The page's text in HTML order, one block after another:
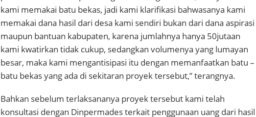
kami memakai batu bekas, jadi kami klarifikasi bahwasanya kami
memakai dana hasil dari desa kami sendiri bukan dari dana aspirasi
maupun bantuan kabupaten, karena jumlahnya hanya 50jutaan
kami kwatirkan tidak cukup, sedangkan volumenya yang lumayan
besar, maka kami mengantisipasi itu dengan memanfaatkan batu –
batu bekas yang ada di sekitaran proyek tersebut,” terangnya.
Bahkan sebelum terlaksananya proyek tersebut kami telah
konsultasi dengan Dinpermades terkait penggunaan uang dari hasil